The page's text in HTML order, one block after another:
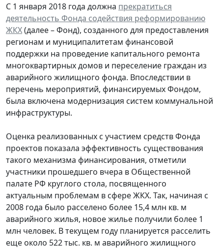
С 1 января 2018 года должна прекратиться
деятельность Фонда содействия реформированию
ЖКХ(далее – Фонд), созданного для предоставления
регионам и муниципалитетам финансовой
поддержки на проведение капитального ремонта
многоквартирных домов и переселение граждан из
аварийного жилищного фонда. Впоследствии в
перечень мероприятий, финансируемых Фондом,
была включена модернизация систем коммунальной
инфраструктуры.
Оценка реализованных с участием средств Фонда
проектов показала эффективность существования
такого механизма финансирования, отметили
участники прошедшего вчера в Общественной
палате РФ круглого стола, посвященного
актуальным проблемам в сфере ЖКХ. Так, начиная с
2008 года было расселено более 15,4 млн кв. м
аварийного жилья, новое жилье получили более 1
млн человек. В текущем году планируется расселить
еще около 522 тыс. кв. м аварийного жилищного